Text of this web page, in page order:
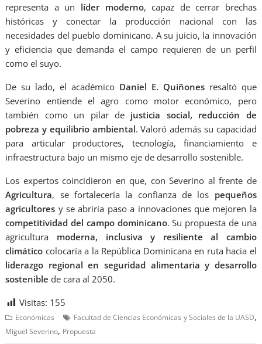
representa a un líder moderno, capaz de cerrar brechas
históricas y conectar la producción nacional con las
necesidades del pueblo dominicano. A su juicio, la innovación
y eficiencia que demanda el campo requieren de un perfil
como el suyo.
De su lado, el académico Daniel E. Quiñonesresaltó que
Severino entiende el agro como motor económico, pero
también como un pilar de justicia social, reducción de
pobreza y equilibrio ambiental. Valoró además su capacidad
para articular productores, tecnología, financiamiento e
infraestructura bajo un mismo eje de desarrollo sostenible.
Los expertos coincidieron en que, con Severino al frente de
Agricultura, se fortalecería la confianza de los pequeños
agricultores y se abriría paso a innovaciones que mejoren la
competitividad del campo dominicano. Su propuesta de una
agricultura moderna, inclusiva y resiliente al cambio
climático colocaría a la República Dominicana en ruta hacia el
liderazgo regional en seguridad alimentaria y desarrollo
sostenible de cara al 2050.
Visitas: 155
Económicas Facultad de Ciencias Económicas y Sociales de la UASD,
Miguel Severino, Propuesta